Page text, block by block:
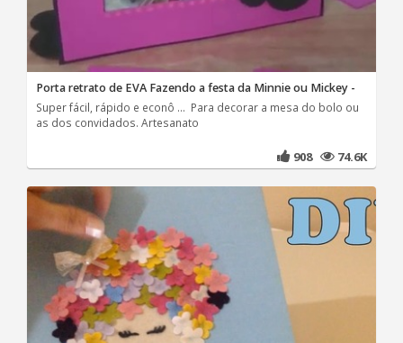
Porta retrato de EVA Fazendo a festa da Minnie ou Mickey -
Super fácil, rápido e econô ... Para decorar a mesa do bolo ou
as dos convidados. Artesanato
908 74.6K